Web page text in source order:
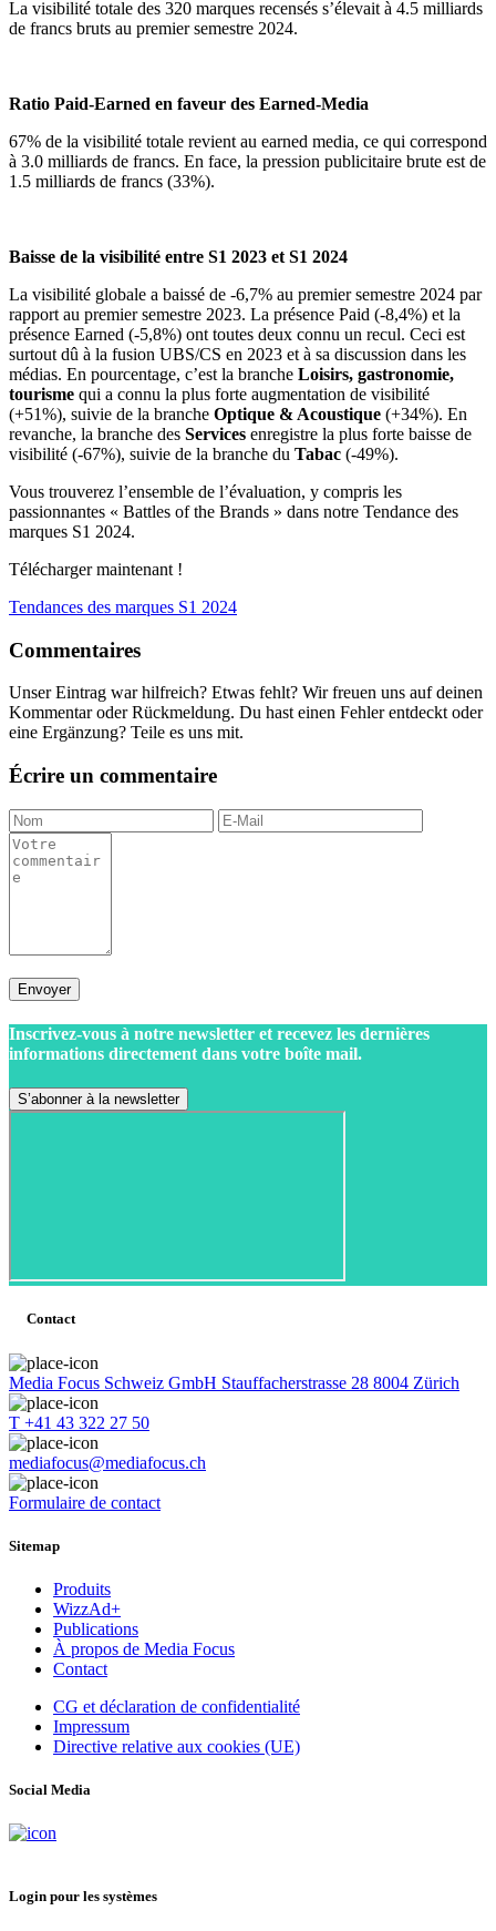
La visibilité totale des 320 marques recensés s’élevait à 4.5 milliards
de francs bruts au premier semestre 2024.
Ratio Paid-Earned en faveur des Earned-Media
67% de la visibilité totale revient au earned media, ce qui correspond
à 3.0 milliards de francs. En face, la pression publicitaire brute est de
1.5 milliards de francs (33%).
Baisse de la visibilité entre S1 2023 et S1 2024
La visibilité globale a baissé de -6,7% au premier semestre 2024 par
rapport au premier semestre 2023. La présence Paid (-8,4%) et la
présence Earned (-5,8%) ont toutes deux connu un recul. Ceci est
surtout dû à la fusion UBS/CS en 2023 et à sa discussion dans les
médias. En pourcentage, c’est la branche Loisirs, gastronomie,
tourisme qui a connu la plus forte augmentation de visibilité
(+51%), suivie de la branche Optique & Acoustique (+34%). En
revanche, la branche des Services enregistre la plus forte baisse de
visibilité (-67%), suivie de la branche du Tabac (-49%).
Vous trouverez l’ensemble de l’évaluation, y compris les
passionnantes « Battles of the Brands » dans notre Tendance des
marques S1 2024.
Télécharger maintenant !
Tendances des marques S1 2024
Commentaires
Unser Eintrag war hilfreich? Etwas fehlt? Wir freuen uns auf deinen
Kommentar oder Rückmeldung. Du hast einen Fehler entdeckt oder
eine Ergänzung? Teile es uns mit.
Écrire un commentaire
Envoyer
Inscrivez-vous à notre newsletter et recevez les dernières
informations directement dans votre boîte mail.
Contact
Media Focus Schweiz GmbH Stauffacherstrasse 28 8004 Zürich
T +41 43 322 27 50
mediafocus@mediafocus.ch
Formulaire de contact
Sitemap
Produits
WizzAd+
Publications
À propos de Media Focus
Contact
CG et déclaration de confidentialité
Impressum
Directive relative aux cookies (UE)
Social Media
Login pour les systèmes